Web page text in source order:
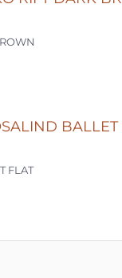
FLAT